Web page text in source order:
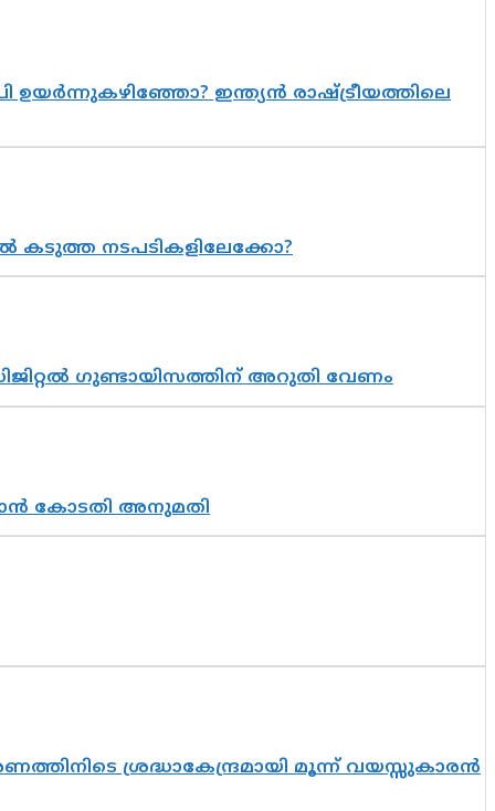
ഉയർന്നുകഴിഞ്ഞോ? ഇന്ത്യൻ രാഷ്ട്രീയത്തിലെ
നടപടികളിലേക്കോ?
ഗുണ്ടായിസത്തിന് അറുതി വേണം
കോടതി അനുമതി
ശ്രദ്ധാകേന്ദ്രമായി മൂന്ന് വയസ്സുകാരൻ